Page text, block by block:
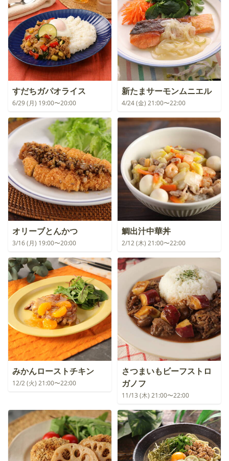
すだちガパオライス
6/29 (月) 19:00〜20:00
新たまサーモンムニエル
4/24 (金) 21:00〜22:00
オリーブとんかつ
3/16 (月) 19:00〜20:00
鯛出汁中華丼
2/12 (木) 21:00〜22:00
みかんローストチキン
12/2 (火) 21:00〜22:00
さつまいもビーフストロ
ガノフ
11/13 (木) 21:00〜22:00